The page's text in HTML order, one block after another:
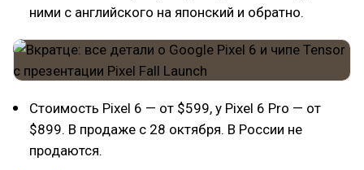
ними с английского на японский и обратно.
Стоимость Pixel 6 — от $599, у Pixel 6 Pro — от
$899. В продаже с 28 октября. В России не
продаются.